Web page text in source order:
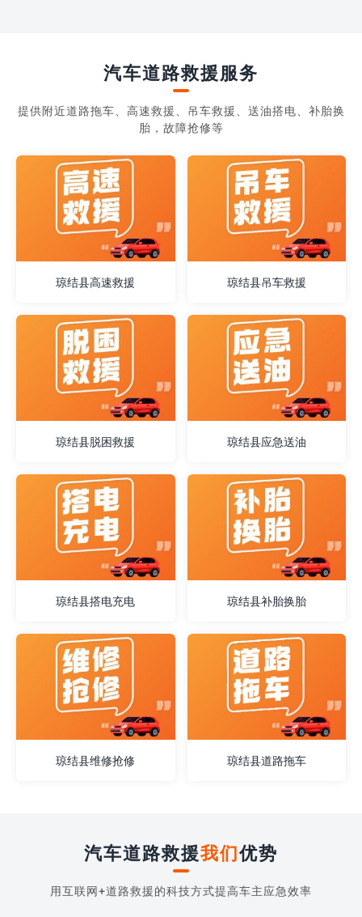
汽车道路救援服务
提供附近道路拖车、高速救援、吊车救援、送油搭电、补胎换
胎，故障抢修等
琼结县高速救援 琼结县吊车救援
琼结县脱困救援 琼结县应急送油
琼结县搭电充电 琼结县补胎换胎
琼结县维修抢修 琼结县道路拖车
汽车道路救援我们优势
用互联网+道路救援的科技方式提高车主应急效率